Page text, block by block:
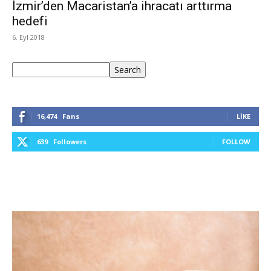
İzmir’den Macaristan’a ihracatı arttırma
hedefi
6. Eyl 2018
Search
16,474 Fans LIKE
639 Followers FOLLOW